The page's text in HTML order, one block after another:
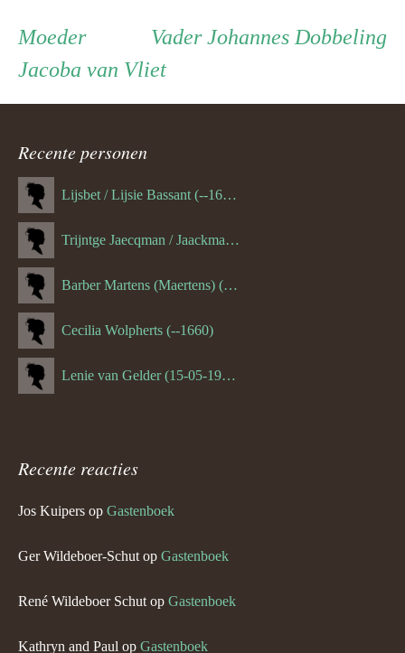
Persoon
ouder
navigatie
VaderVader
Johannes Dobbeling
MoederMoeder
Jacoba van Vliet
Recente personen
Lijsbet / Lijsie Bassant (--1687)
Trijntge Jaecqman / Jaackman (--1651)
Barber Martens (Maertens) (--1658)
Cecilia Wolpherts (--1660)
Lenie van Gelder (15-05-1970)
Recente reacties
Jos Kuipers op Gastenboek
Ger Wildeboer-Schut op Gastenboek
René Wildeboer Schut op Gastenboek
Kathryn and Paul op Gastenboek